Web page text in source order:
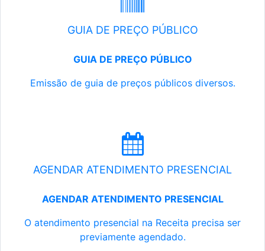
GUIA DE PREÇO PÚBLICO
GUIA DE PREÇO PÚBLICO
Emissão de guia de preços públicos diversos.
AGENDAR ATENDIMENTO PRESENCIAL
AGENDAR ATENDIMENTO PRESENCIAL
O atendimento presencial na Receita precisa ser
previamente agendado.